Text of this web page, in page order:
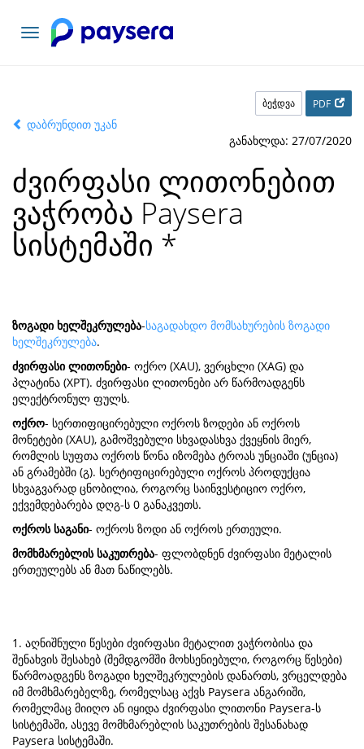
ნავიგაციის
გადართვა
ბეჭდვა PDF
დაბრუნდით უკან
განახლდა: 27/07/2020
ძვირფასი ლითონებით
ვაჭრობა Paysera
სისტემაში *
ზოგადი ხელშეკრულება-საგადახდო მომსახურების ზოგადი
ხელშეკრულება.
ძვირფასი ლითონები- ოქრო (XAU), ვერცხლი (XAG) და
პლატინა (XPT). ძვირფასი ლითონები არ წარმოადგენს
ელექტრონულ ფულს.
ოქრო- სერთიფიცირებული ოქროს ზოდები ან ოქროს
მონეტები (XAU), გამოშვებული სხვადასხვა ქვეყნის მიერ,
რომლის სუფთა ოქროს წონა იზომება ტროას უნციაში (უნცია)
ან გრამებში (გ). სერტიფიცირებული ოქროს პროდუქცია
სხვაგვარად ცნობილია, როგორც საინვესტიციო ოქრო,
ექვემდებარება დღგ-ს 0 განაკვეთს.
ოქროს საგანი- ოქროს ზოდი ან ოქროს ერთეული.
მომხმარებლის საკუთრება- ფლობდნენ ძვირფასი მეტალის
ერთეულებს ან მათ ნაწილებს.
1. აღნიშნული წესები ძვირფასი მეტალით ვაჭრობისა და
შენახვის შესახებ (შემდგომში მოხსენიებული, როგორც წესები)
წარმოადგენს ზოგადი ხელშეკრულების დანართს, ვრცელდება
იმ მომხმარებელზე, რომელსაც აქვს Paysera ანგარიში,
რომელმაც მიიღო ან იყიდა ძვირფასი ლითონი Paysera-ს
სისტემაში, ასევე მომხმარებლის საკუთრების შესანახად
Paysera სისტემაში.